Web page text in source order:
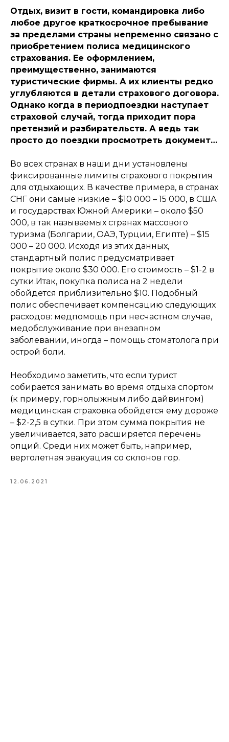
Отдых, визит в гости, командировка либо
любое другое краткосрочное пребывание
за пределами страны непременно связано с
приобретением полиса медицинского
страхования. Ее оформлением,
преимущественно, занимаются
туристические фирмы. А их клиенты редко
углубляются в детали страхового договора.
Однако когда в периодпоездки наступает
страховой случай, тогда приходит пора
претензий и разбирательств. А ведь так
просто до поездки просмотреть документ…
Во всех странах в наши дни установлены
фиксированные лимиты страхового покрытия
для отдыхающих. В качестве примера, в странах
СНГ они самые низкие – $10 000 – 15 000, в США
и государствах Южной Америки – около $50
000, в так называемых странах массового
туризма (Болгарии, ОАЭ, Турции, Египте) – $15
000 – 20 000. Исходя из этих данных,
стандартный полис предусматривает
покрытие около $30 000. Его стоимость – $1-2 в
сутки.Итак, покупка полиса на 2 недели
обойдется приблизительно $10. Подобный
полис обеспечивает компенсацию следующих
расходов: медпомощь при несчастном случае,
медобслуживание при внезапном
заболевании, иногда – помощь стоматолога при
острой боли.
Необходимо заметить, что если турист
собирается занимать во время отдыха спортом
(к примеру, горнолыжным либо дайвингом)
медицинская страховка обойдется ему дороже
– $2-2,5 в сутки. При этом сумма покрытия не
увеличивается, зато расширяется перечень
опций. Среди них может быть, например,
вертолетная эвакуация со склонов гор.
12.06.2021